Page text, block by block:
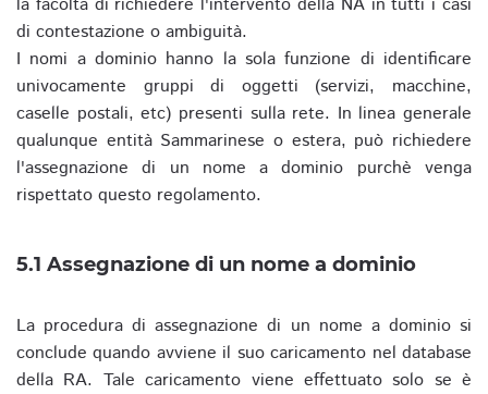
di contestazione o ambiguità.
I nomi a dominio hanno la sola funzione di identificare
univocamente gruppi di oggetti (servizi, macchine,
caselle postali, etc) presenti sulla rete. In linea generale
qualunque entità Sammarinese o estera, può richiedere
l'assegnazione di un nome a dominio purchè venga
rispettato questo regolamento.
5.1 Assegnazione di un nome a dominio
La procedura di assegnazione di un nome a dominio si
conclude quando avviene il suo caricamento nel database
della RA. Tale caricamento viene effettuato solo se è